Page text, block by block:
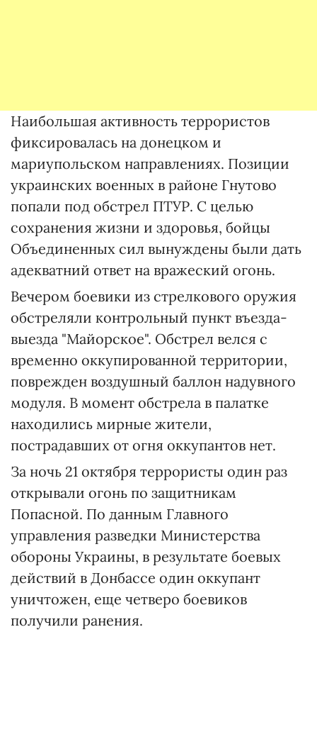
Наибольшая активность террористов
фиксировалась на донецком и
мариупольском направлениях. Позиции
украинских военных в районе Гнутово
попали под обстрел ПТУР. С целью
сохранения жизни и здоровья, бойцы
Объединенных сил вынуждены были дать
адекватний ответ на вражеский огонь.
Вечером боевики из стрелкового оружия
обстреляли контрольный пункт въезда-
выезда "Майорское". Обстрел велся с
временно оккупированной территории,
поврежден воздушный баллон надувного
модуля. В момент обстрела в палатке
находились мирные жители,
пострадавших от огня оккупантов нет.
За ночь 21 октября террористы один раз
открывали огонь по защитникам
Попасной. По данным Главного
управления разведки Министерства
обороны Украины, в результате боевых
действий в Донбассе один оккупант
уничтожен, еще четверо боевиков
получили ранения.